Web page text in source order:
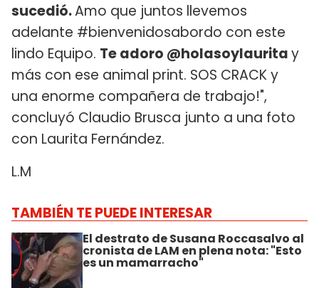
sucedió.Amo que juntos llevemos
adelante #bienvenidosabordo con este
lindo Equipo. Te adoro @holasoylauritay
más con ese animal print. SOS CRACK y
una enorme compañera de trabajo!",
concluyó Claudio Brusca junto a una foto
con Laurita Fernández.
L.M
TAMBIÉN TE PUEDE INTERESAR
El destrato de Susana Roccasalvo al
cronista de LAM en plena nota: "Esto
es un mamarracho"